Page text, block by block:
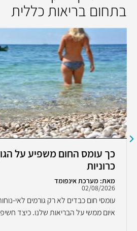
בתחום בריאות כללית
כך עומס החום משפיע על
כרוניות
מאת: מערכת אינפומד
02/08/2026
עומסי חום כבדים לא רק גורמים לאי-
איום ממשי על הבריאות שלנו. כיצד